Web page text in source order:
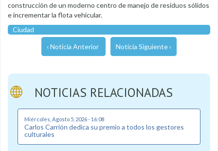
construcción de un moderno centro de manejo de residuos sólidos
e incrementar la flota vehicular.
Ciudad
‹ Noticia Anterior Noticia Siguiente ›
NOTICIAS RELACIONADAS
Miércoles, Agosto 5, 2026 - 16:08
Carlos Carrión dedica su premio a todos los gestores
culturales